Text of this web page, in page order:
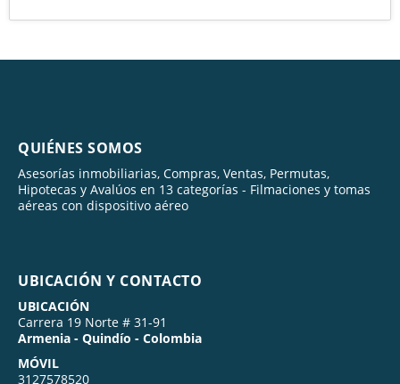
QUIÉNES SOMOS
Asesorías inmobiliarias, Compras, Ventas, Permutas,
Hipotecas y Avalúos en 13 categorías - Filmaciones y tomas
aéreas con dispositivo aéreo
UBICACIÓN Y CONTACTO
UBICACIÓN
Carrera 19 Norte # 31-91
Armenia - Quindío - Colombia
MÓVIL
3127578520